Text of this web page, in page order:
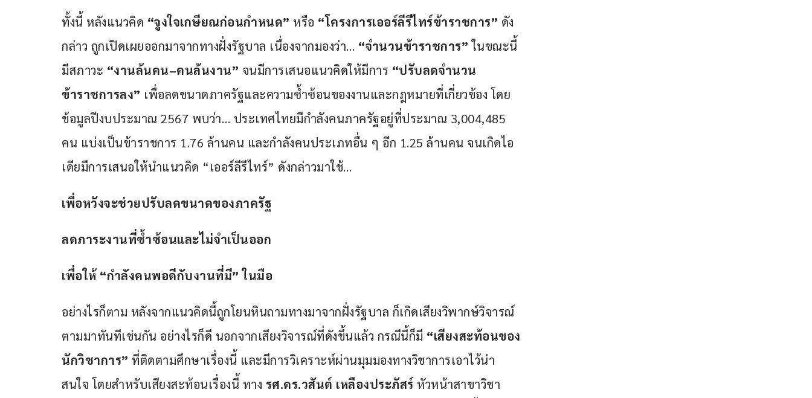
ทั้งนี้ หลังแนวคิด “จูงใจเกษียณก่อนกำหนด” หรือ “โครงการเออร์ลีรีไทร์ข้าราชการ” ดัง
กล่าว ถูกเปิดเผยออกมาจากทางฝั่งรัฐบาล เนื่องจากมองว่า… “จำนวนข้าราชการ” ในขณะนี้
มีสภาวะ “งานล้นคน–คนล้นงาน” จนมีการเสนอแนวคิดให้มีการ “ปรับลดจำนวน
ข้าราชการลง” เพื่อลดขนาดภาครัฐและความซ้ำซ้อนของงานและกฎหมายที่เกี่ยวข้อง โดย
ข้อมูลปีงบประมาณ 2567 พบว่า… ประเทศไทยมีกำลังคนภาครัฐอยู่ที่ประมาณ 3,004,485
คน แบ่งเป็นข้าราชการ 1.76 ล้านคน และกำลังคนประเภทอื่น ๆ อีก 1.25 ล้านคน จนเกิดไอ
เดียมีการเสนอให้นำแนวคิด “เออร์ลีรีไทร์” ดังกล่าวมาใช้…
เพื่อหวังจะช่วยปรับลดขนาดของภาครัฐ
ลดภาระงานที่ซ้ำซ้อนและไม่จำเป็นออก
เพื่อให้ “กำลังคนพอดีกับงานที่มี” ในมือ
อย่างไรก็ตาม หลังจากแนวคิดนี้ถูกโยนหินถามทางมาจากฝั่งรัฐบาล ก็เกิดเสียงวิพากษ์วิจารณ์
ตามมาทันทีเช่นกัน อย่างไรก็ดี นอกจากเสียงวิจารณ์ที่ดังขึ้นแล้ว กรณีนี้ก็มี “เสียงสะท้อนของ
นักวิชาการ” ที่ติดตามศึกษาเรื่องนี้ และมีการวิเคราะห์ผ่านมุมมองทางวิชาการเอาไว้น่า
สนใจ โดยสำหรับเสียงสะท้อนเรื่องนี้ ทาง รศ.ดร.วสันต์ เหลืองประภัสร์ หัวหน้าสาขาวิชา